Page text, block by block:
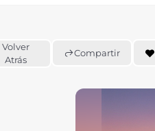
Volver
Atrás
Compartir